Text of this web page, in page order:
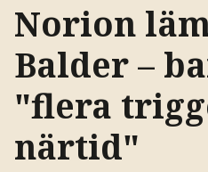
Norion
Balder –
"flera
närtid"